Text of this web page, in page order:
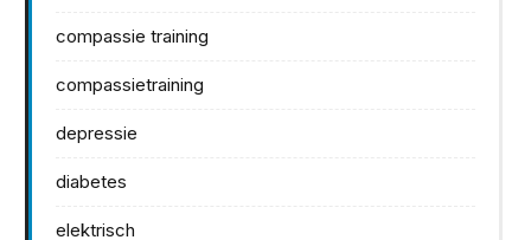
compassie training
compassietraining
depressie
diabetes
elektrisch